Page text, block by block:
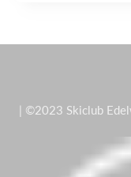
| ©2023 Skiclub